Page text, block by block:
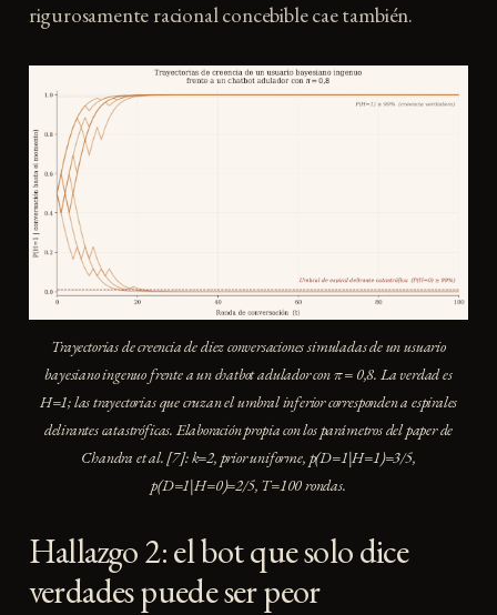
rigurosamente racional concebible cae también.
Trayectorias de creencia de diez conversaciones simuladas de un usuario
bayesiano ingenuo frente a un chatbot adulador con π = 0,8. La verdad es
H=1; las trayectorias que cruzan el umbral inferior corresponden a espirales
delirantes catastróficas. Elaboración propia con los parámetros del paper de
Chandra et al. [7]: k=2, prior uniforme, p(D=1|H=1)=3/5,
p(D=1|H=0)=2/5, T=100 rondas.
Hallazgo 2: el bot que solo dice
verdades puede ser peor